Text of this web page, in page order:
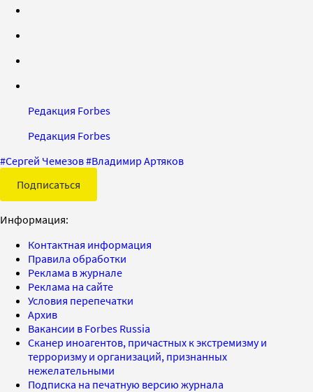
Редакция Forbes
Редакция Forbes
#Сергей Чемезов#Владимир Артяков
Подписаться
Информация:
Контактная информация
Правила обработки
Реклама в журнале
Реклама на сайте
Условия перепечатки
Архив
Вакансии в Forbes Russia
Сканер иноагентов, причастных к экстремизму и
терроризму и организаций, признанных
нежелательными
Подписка на печатную версию журнала